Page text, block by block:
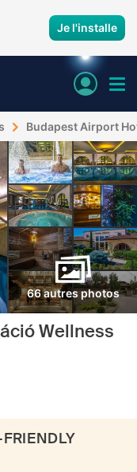
Je l'installe
Budapest Airport
66 autres photos
Wellness